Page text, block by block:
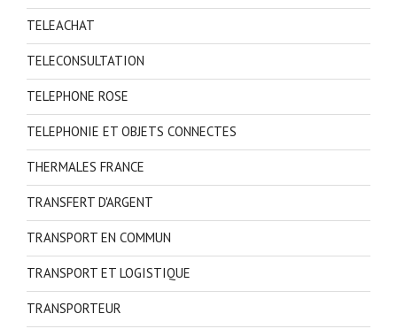
TELEACHAT
TELECONSULTATION
TELEPHONE ROSE
TELEPHONIE ET OBJETS CONNECTES
THERMALES FRANCE
TRANSFERT D'ARGENT
TRANSPORT EN COMMUN
TRANSPORT ET LOGISTIQUE
TRANSPORTEUR